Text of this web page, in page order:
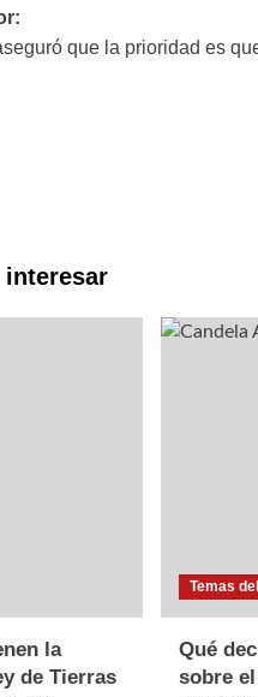
que la prioridad es
interesar
la
de Tierras
Temas
Qué
sobre